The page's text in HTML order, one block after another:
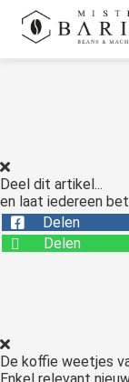
Deel dit artikel...
en laat iedereen
Delen
Delen
De koffie weetjes
gebruikt